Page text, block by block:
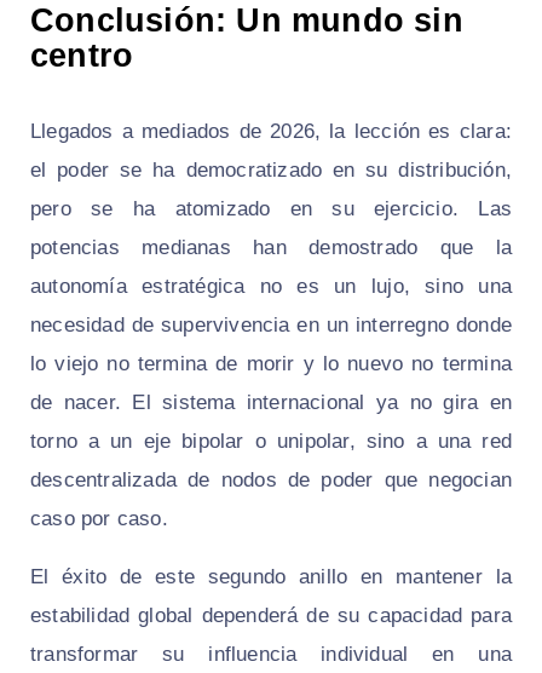
Conclusión: Un mundo sin
centro
Llegados a mediados de 2026, la lección es clara:
el poder se ha democratizado en su distribución,
pero se ha atomizado en su ejercicio. Las
potencias medianas han demostrado que la
autonomía estratégica no es un lujo, sino una
necesidad de supervivencia en un interregno donde
lo viejo no termina de morir y lo nuevo no termina
de nacer. El sistema internacional ya no gira en
torno a un eje bipolar o unipolar, sino a una red
descentralizada de nodos de poder que negocian
caso por caso.
El éxito de este segundo anillo en mantener la
estabilidad global dependerá de su capacidad para
transformar su influencia individual en una